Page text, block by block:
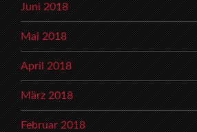
Juni 2018
Mai 2018
April 2018
März 2018
Februar 2018